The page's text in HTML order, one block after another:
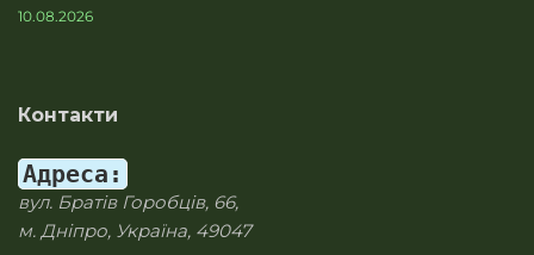
10.08.2026
Контакти
Адреса:
вул. Братів Горобців, 66,
м. Дніпро, Україна, 49047